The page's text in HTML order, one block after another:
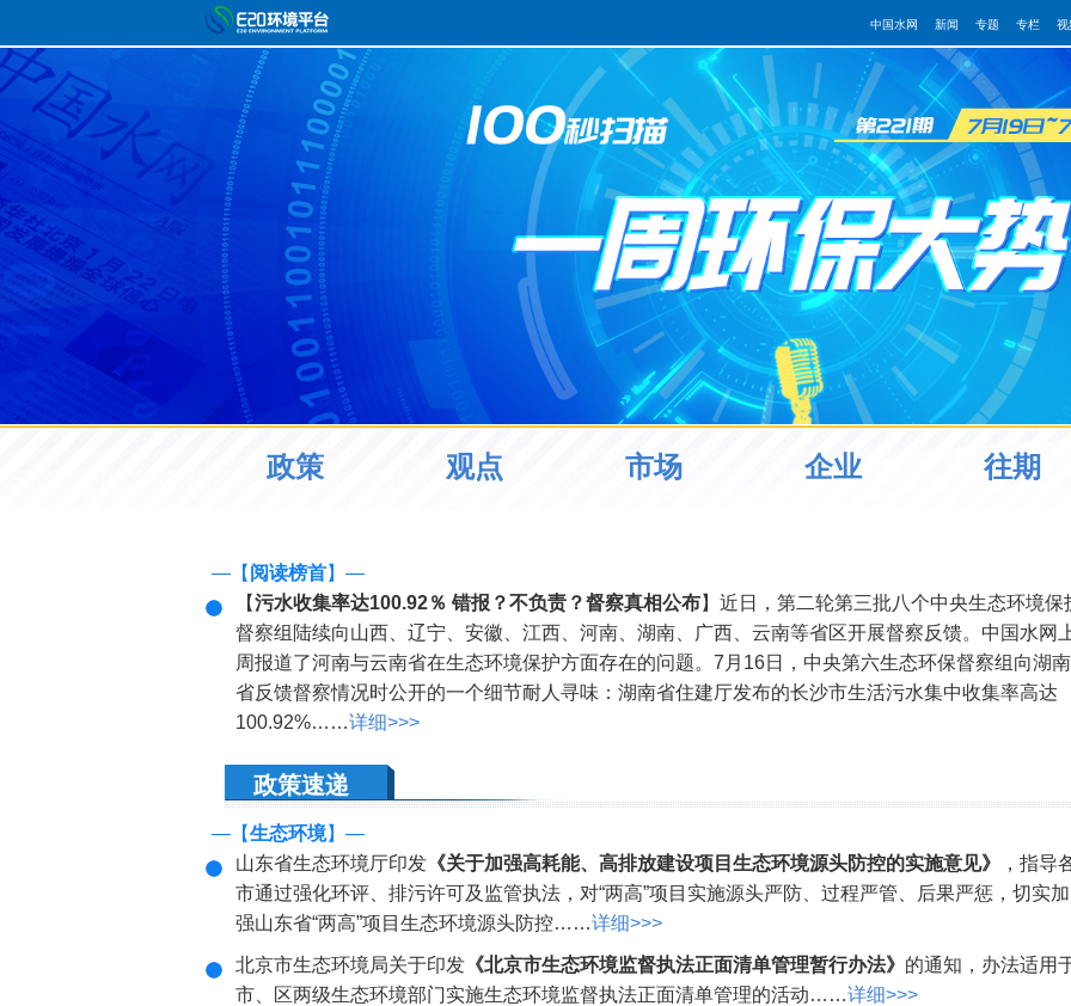
中国水网 新闻 专题 专栏 视
政策 观点 市场 企业 往期
—【 阅读榜首】—
【污水收集率达100.92％ 错报？不负责？督察真相公布】近日，第二轮第三批八个中央生态环境保
督察组陆续向山西、辽宁、安徽、江西、河南、湖南、广西、云南等省区开展督察反馈。中国水网
周报道了河南与云南省在生态环境保护方面存在的问题。7月16日，中央第六生态环保督察组向湖南
省反馈督察情况时公开的一个细节耐人寻味：湖南省住建厅发布的长沙市生活污水集中收集率高达
100.92%……详细>>>
政策速递
—【生态环境】—
山东省生态环境厅印发 《关于加强高耗能、高排放建设项目生态环境源头防控的实施意见》
，指导
市通过强化环评、排污许可及监管执法，对“两高”项目实施源头严防、过程严管、后果严惩，切实加
强山东省“两高”项目生态环境源头防控……详细>>>
北京市生态环境局关于印发 《北京市生态环境监督执法正面清单管理暂行办法》 的通知，办法适用
市、区两级生态环境部门实施生态环境监督执法正面清单管理的活动……详细>>>